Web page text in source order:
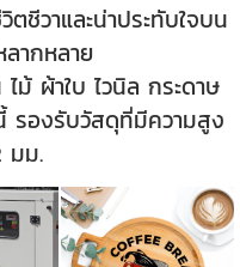
วาและน่าประทับใจบน
ากหลาย
ม้ ผ้าใบ ไวนิล กระดาษ
รองรับวัสดุที่มีความสูง
มม.